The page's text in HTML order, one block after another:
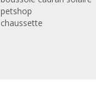
petshop
chaussette